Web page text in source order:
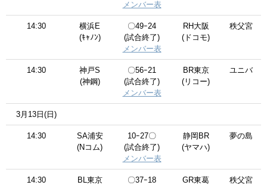
メンバー表
14:30
横浜E
(ｷｬﾉﾝ)
〇49ｰ24
(試合終了)
メンバー表
RH大阪
(ドコモ)
秩父宮
14:30
神戸S
(神鋼)
〇56ｰ21
(試合終了)
メンバー表
BR東京
(リコー)
ユニバ
3月13日(日)
14:30
SA浦安
(Nコム)
10ｰ27〇
(試合終了)
メンバー表
静岡BR
(ヤマハ)
夢の島
14:30
BL東京
〇37ｰ18
GR東葛
秩父宮